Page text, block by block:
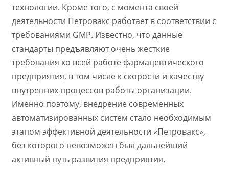
технологии. Кроме того, с момента своей
деятельности Петровакс работает в соответствии с
требованиями GMP. Известно, что данные
стандарты предъявляют очень жесткие
требования ко всей работе фармацевтического
предприятия, в том числе к скорости и качеству
внутренних процессов работы организации.
Именно поэтому, внедрение современных
автоматизированных систем стало необходимым
этапом эффективной деятельности «Петровакс»,
без которого невозможен был дальнейший
активный путь развития предприятия.